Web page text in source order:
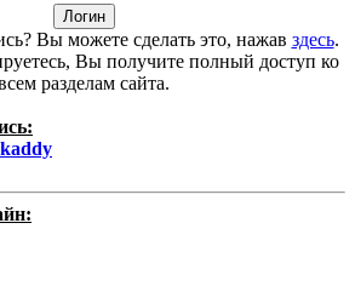
Вы можете сделать это, нажав здесь.
Вы получите полный доступ ко
разделам сайта.